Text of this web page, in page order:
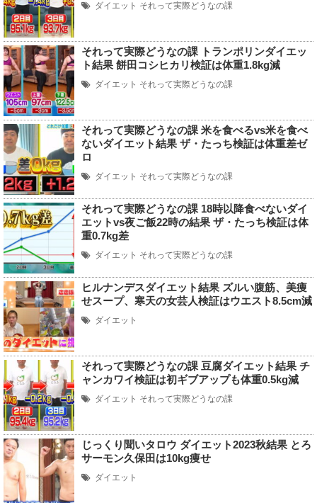
ダイエット それって実際どうなの課
それって実際どうなの課 トランポリンダイエッ
ト結果 餅田コシヒカリ検証は体重1.8kg減
ダイエット それって実際どうなの課
それって実際どうなの課 米を食べるvs米を食べ
ないダイエット結果 ザ・たっち検証は体重差ゼ
ロ
ダイエット それって実際どうなの課
それって実際どうなの課 18時以降食べないダイ
エットvs夜ご飯22時の結果 ザ・たっち検証は体
重0.7kg差
ダイエット それって実際どうなの課
ヒルナンデスダイエット結果 ズルい腹筋、美痩
せスープ、寒天の女芸人検証はウエスト8.5cm減
ダイエット
それって実際どうなの課 豆腐ダイエット結果 チ
ャンカワイ検証は初ギブアップも体重0.5kg減
ダイエット それって実際どうなの課
じっくり聞いタロウ ダイエット2023秋結果 とろ
サーモン久保田は10kg痩せ
ダイエット